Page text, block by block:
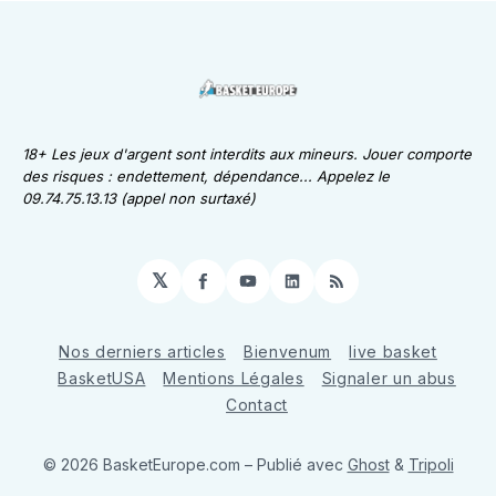
18+ Les jeux d'argent sont interdits aux mineurs. Jouer comporte
des risques : endettement, dépendance... Appelez le
09.74.75.13.13 (appel non surtaxé)
𝕏 Facebook
YouTube
LinkedIn
RSS
Nos derniers articles Bienvenum
live basket
BasketUSA
Mentions Légales
Signaler un abus
Contact
© 2026 BasketEurope.com – Publié avec Ghost& Tripoli